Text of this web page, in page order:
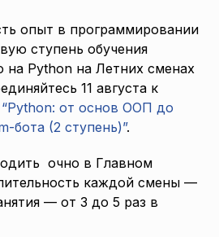
опыт в программировании
ступень обучения
Python на Летних сменах
11 августа к
“Python: от основ ООП до
бота (2 ступень)”.
очно в Главном
каждой смены —
— от 3 до 5 раз в